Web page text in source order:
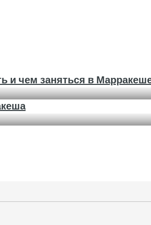
и чем заняться в